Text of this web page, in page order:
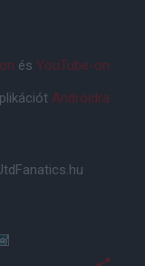
és YouTube-on
Androidra